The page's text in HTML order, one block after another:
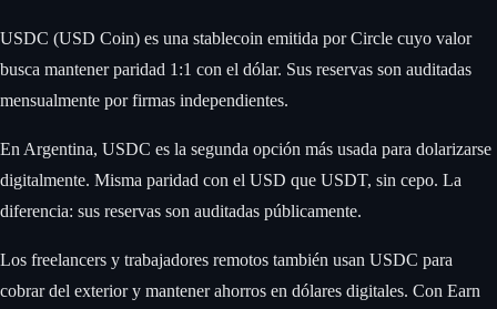
USDC (USD Coin) es una stablecoin emitida por Circle cuyo valor
busca mantener paridad 1:1 con el dólar. Sus reservas son auditadas
mensualmente por firmas independientes.
En Argentina, USDC es la segunda opción más usada para dolarizarse
digitalmente. Misma paridad con el USD que USDT, sin cepo. La
diferencia: sus reservas son auditadas públicamente.
Los freelancers y trabajadores remotos también usan USDC para
cobrar del exterior y mantener ahorros en dólares digitales. Con Earn